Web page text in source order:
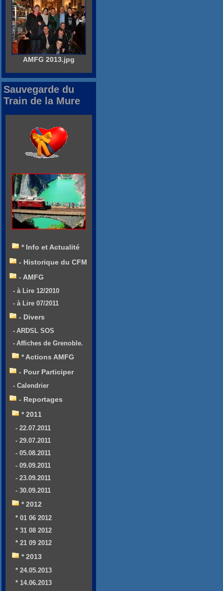
AMFG 2013.jpg
Sauvegarde du
Train de la Mure
* Info et Actualité
- Historique du CFM
- AMFG
- à Lire 12/2010
- à Lire 07/2011
- Divers
- ARDSL SOS
- Affiches de Grenoble.
* Actions AMFG
- Pour Participer
- Calendrier
- Reportages
* 2011
- 22.07.2011
- 29.07.2011
- 05.08.2011
- 09.09.2011
- 23.09.2011
- 30.09.2011
* 2012
* 01 06 2012
* 31 08 2012
* 21 09 2012
* 2013
* 24.05.2013
* 14.06.2013